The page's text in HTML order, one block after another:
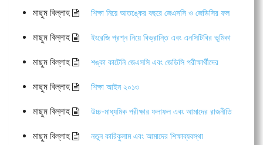
মাছুম বিল্লাহ শিক্ষা নিয়ে আতঙ্কের বছরে জেএসসি ও জেডিসির ফল
মাছুম বিল্লাহ ইংরেজি প্রশ্ন নিয়ে বিভ্রান্তি এবং এনসিটিবির ভূমিকা
মাছুম বিল্লাহ শঙ্কা কাটেনি জেএসসি এবং জেডিসি পরীক্ষার্থীদের
মাছুম বিল্লাহ শিক্ষা আইন ২০১৩
মাছুম বিল্লাহ উচ্চ-মাধ্যমিক পরীক্ষার ফলাফল এবং আমাদের রাজনীতি
মাছুম বিল্লাহ নতুন কারিকুলাম এবং আমাদের শিক্ষাব্যবস্থা